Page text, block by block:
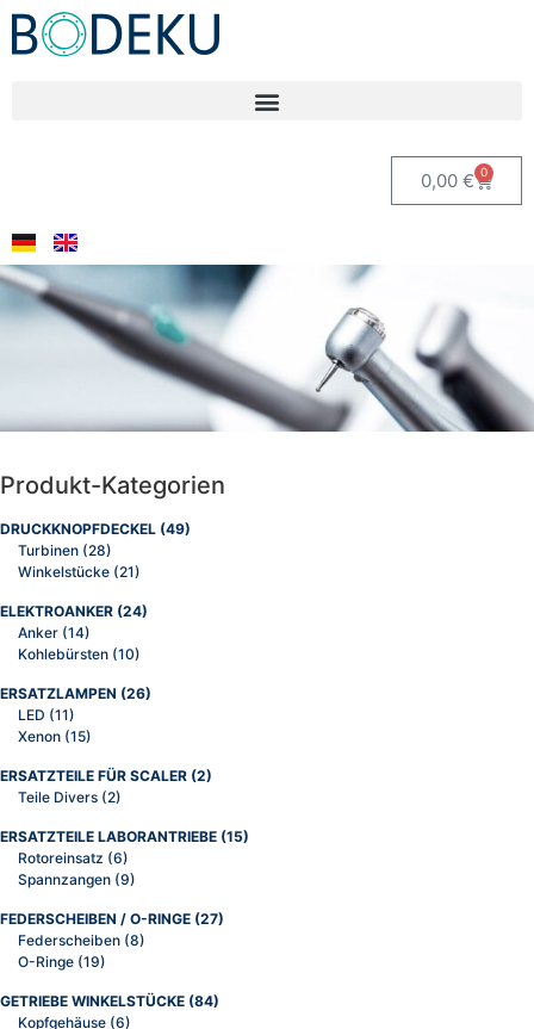
0,00 € 0
Produkt-Kategorien
DRUCKKNOPFDECKEL (49)
Turbinen (28)
Winkelstücke (21)
ELEKTROANKER (24)
Anker (14)
Kohlebürsten (10)
ERSATZLAMPEN (26)
LED (11)
Xenon (15)
ERSATZTEILE FÜR SCALER (2)
Teile Divers (2)
ERSATZTEILE LABORANTRIEBE (15)
Rotoreinsatz (6)
Spannzangen (9)
FEDERSCHEIBEN / O-RINGE (27)
Federscheiben (8)
O-Ringe (19)
GETRIEBE WINKELSTÜCKE (84)
Kopfgehäuse (6)